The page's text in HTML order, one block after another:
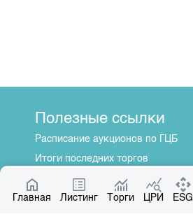
Главная Листинг Торги ЦРИ ESG
Полезные ссылки
Расписание аукционов по ГЦБ
Итоги последних торгов
Котировки по ЦБ
Центр раскрытия информации